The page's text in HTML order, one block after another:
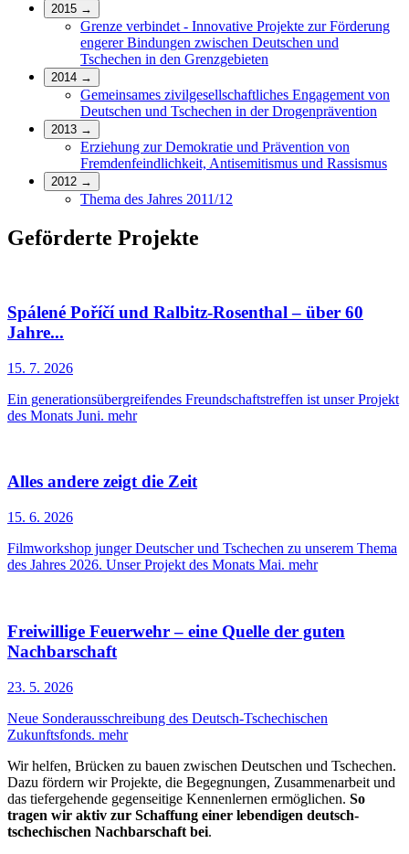
2015 →
Grenze verbindet - Innovative Projekte zur Förderung
engerer Bindungen zwischen Deutschen und
Tschechen in den Grenzgebieten
2014 →
Gemeinsames zivilgesellschaftliches Engagement von
Deutschen und Tschechen in der Drogenprävention
2013 →
Erziehung zur Demokratie und Prävention von
Fremdenfeindlichkeit, Antisemitismus und Rassismus
2012 →
Thema des Jahres 2011/12
Geförderte Projekte
Spálené Poříčí und Ralbitz-Rosenthal – über 60
Jahre...
15. 7. 2026
Ein generationsübergreifendes Freundschaftstreffen ist unser Projekt
des Monats Juni. mehr
Alles andere zeigt die Zeit
15. 6. 2026
Filmworkshop junger Deutscher und Tschechen zu unserem Thema
des Jahres 2026. Unser Projekt des Monats Mai. mehr
Freiwillige Feuerwehr – eine Quelle der guten
Nachbarschaft
23. 5. 2026
Neue Sonderausschreibung des Deutsch-Tschechischen
Zukunftsfonds. mehr
Wir helfen, Brücken zu bauen zwischen Deutschen und Tschechen.
Dazu fördern wir Projekte, die Begegnungen, Zusammenarbeit und
das tiefergehende gegenseitige Kennenlernen ermöglichen. So
tragen wir aktiv zur Schaffung einer lebendigen deutsch-
tschechischen Nachbarschaft bei.